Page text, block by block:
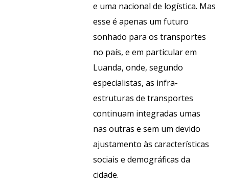
e uma nacional de logística. Mas
esse é apenas um futuro
sonhado para os transportes
no país, e em particular em
Luanda, onde, segundo
especialistas, as infra-
estruturas de transportes
continuam integradas umas
nas outras e sem um devido
ajustamento às características
sociais e demográficas da
cidade.